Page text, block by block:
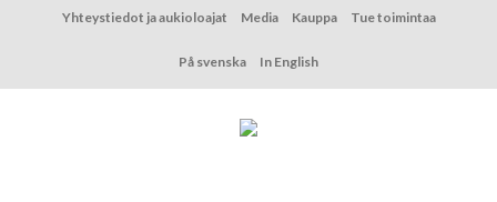
Yhteystiedot ja aukioloajat Media Kauppa Tue toimintaa
På svenska In English